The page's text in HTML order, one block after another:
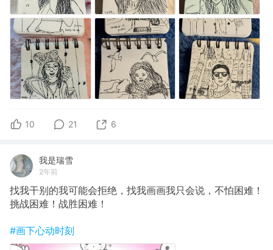
10 21 6
我是瑞雪
2年前
找我干别的我可能会拒绝，找我画画我只会说，不怕困难！
挑战困难！战胜困难！
#画下心动时刻